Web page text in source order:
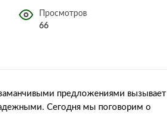
Просмотров
66
предложениями вызывает
Сегодня мы поговорим о